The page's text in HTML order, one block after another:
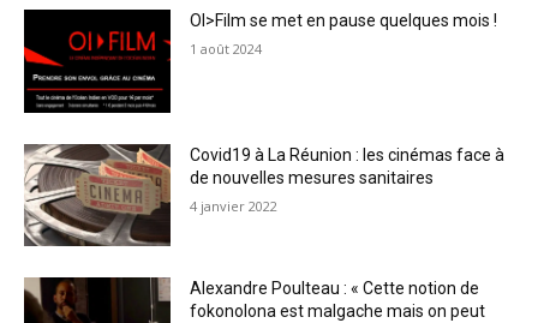
OI>Film se met en pause quelques mois !
1 août 2024
Covid19 à La Réunion : les cinémas face à
de nouvelles mesures sanitaires
4 janvier 2022
Alexandre Poulteau : « Cette notion de
fokonolona est malgache mais on peut